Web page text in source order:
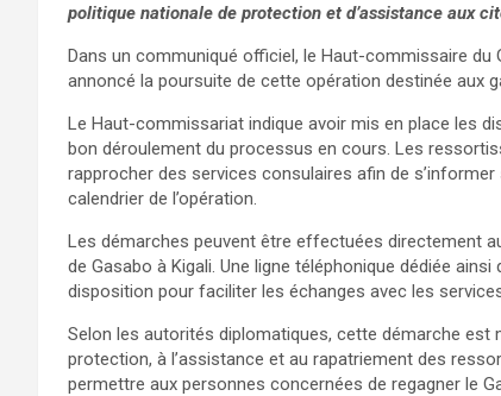
politique nationale de protection et d’assistance aux
Dans un communiqué officiel, le Haut-commissaire du
annoncé la poursuite de cette opération destinée aux
Le Haut-commissariat indique avoir mis en place les
bon déroulement du processus en cours. Les
rapprocher des services consulaires afin de
calendrier de l’opération.
Les démarches peuvent être effectuées directement
de Gasabo à Kigali. Une ligne téléphonique dédiée
disposition pour faciliter les échanges avec les
Selon les autorités diplomatiques, cette démarche
protection, à l’assistance et au rapatriement des
permettre aux personnes concernées de regagner le